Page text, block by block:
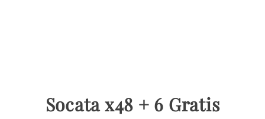
Socata x48 + 6 Gratis